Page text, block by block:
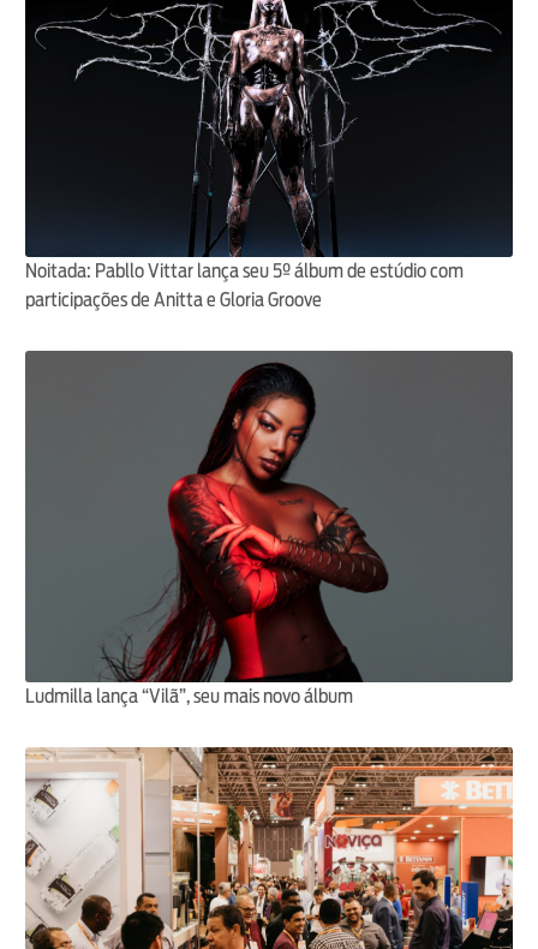
Noitada: Pabllo Vittar lança seu 5º álbum de estúdio com
participações de Anitta e Gloria Groove
Ludmilla lança “Vilã”, seu mais novo álbum